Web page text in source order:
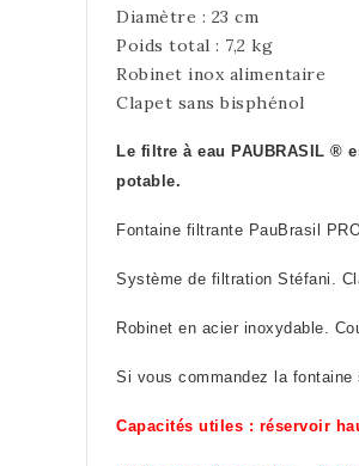
Diamètre : 23 cm
Poids total : 7,2 kg
Robinet inox alimentaire
Clapet sans bisphénol
Le filtre à eau PAUBRASIL ®
potable.
Fontaine filtrante PauBrasil
Système de filtration Stéfani.
Robinet en acier inoxydable.
Si vous commandez la
Capacités utiles : réservoir